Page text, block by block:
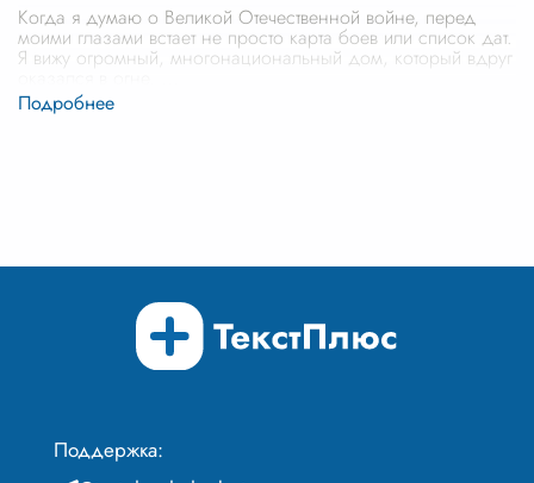
Когда я думаю о Великой Отечественной войне, перед
моими глазами встает не просто карта боев или список дат.
Я вижу огромный, многонациональный дом, который вдруг
Поддержка: